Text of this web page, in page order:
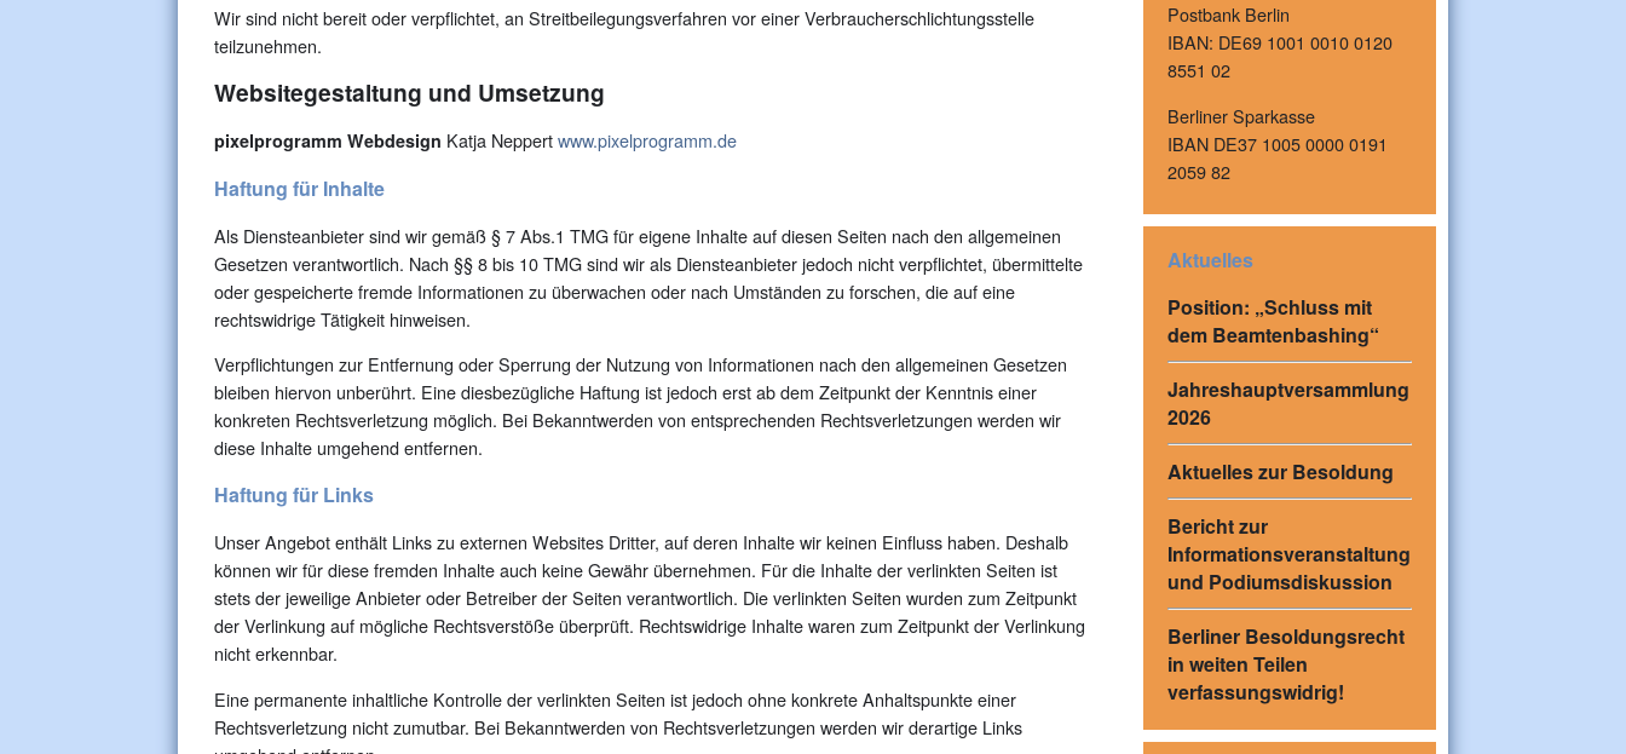
Postbank Berlin
IBAN: DE69 1001 0010 0120
8551 02
Berliner Sparkasse
IBAN DE37 1005 0000 0191
2059 82
Aktuelles
Position: „Schluss mit
dem Beamtenbashing“
Jahreshauptversammlung
2026
Aktuelles zur Besoldung
Bericht zur
Informationsveranstaltung
und Podiumsdiskussion
Berliner Besoldungsrecht
in weiten Teilen
verfassungswidrig!
Wir sind nicht bereit oder verpflichtet, an Streitbeilegungsverfahren vor einer Verbraucherschlichtungsstelle
teilzunehmen.
Websitegestaltung und Umsetzung
pixelprogramm Webdesign Katja Neppertwww.pixelprogramm.de
Haftung für Inhalte
Als Diensteanbieter sind wir gemäß § 7 Abs.1 TMG für eigene Inhalte auf diesen Seiten nach den allgemeinen
Gesetzen verantwortlich. Nach §§ 8 bis 10 TMG sind wir als Diensteanbieter jedoch nicht verpflichtet, übermittelte
oder gespeicherte fremde Informationen zu überwachen oder nach Umständen zu forschen, die auf eine
rechtswidrige Tätigkeit hinweisen.
Verpflichtungen zur Entfernung oder Sperrung der Nutzung von Informationen nach den allgemeinen Gesetzen
bleiben hiervon unberührt. Eine diesbezügliche Haftung ist jedoch erst ab dem Zeitpunkt der Kenntnis einer
konkreten Rechtsverletzung möglich. Bei Bekanntwerden von entsprechenden Rechtsverletzungen werden wir
diese Inhalte umgehend entfernen.
Haftung für Links
Unser Angebot enthält Links zu externen Websites Dritter, auf deren Inhalte wir keinen Einfluss haben. Deshalb
können wir für diese fremden Inhalte auch keine Gewähr übernehmen. Für die Inhalte der verlinkten Seiten ist
stets der jeweilige Anbieter oder Betreiber der Seiten verantwortlich. Die verlinkten Seiten wurden zum Zeitpunkt
der Verlinkung auf mögliche Rechtsverstöße überprüft. Rechtswidrige Inhalte waren zum Zeitpunkt der Verlinkung
nicht erkennbar.
Eine permanente inhaltliche Kontrolle der verlinkten Seiten ist jedoch ohne konkrete Anhaltspunkte einer
Rechtsverletzung nicht zumutbar. Bei Bekanntwerden von Rechtsverletzungen werden wir derartige Links